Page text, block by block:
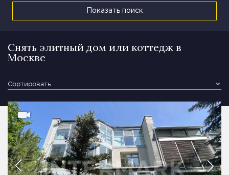
Показать поиск
Снять элитный дом или коттедж в
Москве
Сортировать